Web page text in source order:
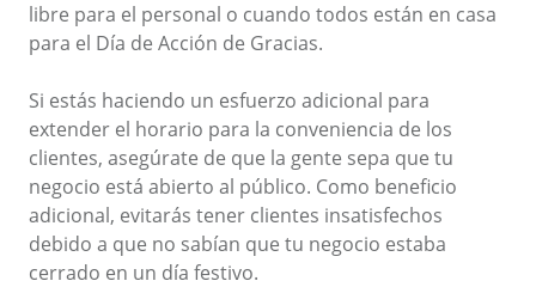
libre para el personal o cuando todos están en casa
para el Día de Acción de Gracias.
Si estás haciendo un esfuerzo adicional para
extender el horario para la conveniencia de los
clientes, asegúrate de que la gente sepa que tu
negocio está abierto al público. Como beneficio
adicional, evitarás tener clientes insatisfechos
debido a que no sabían que tu negocio estaba
cerrado en un día festivo.